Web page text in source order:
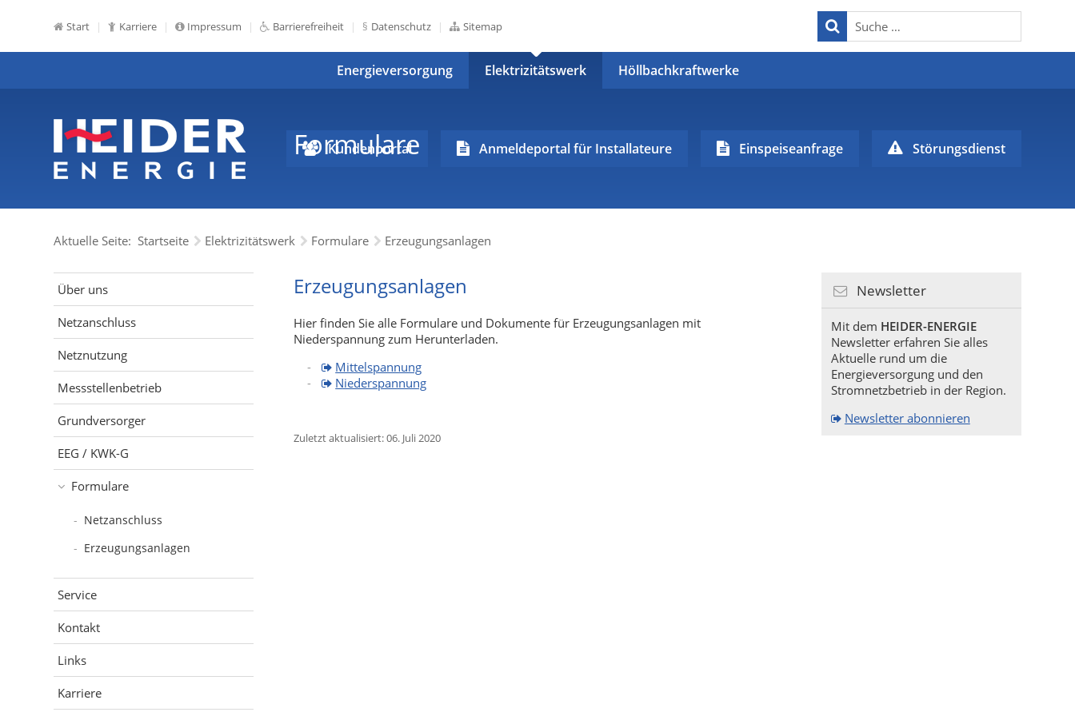
Start Karriere Impressum Barrierefreiheit Datenschutz Sitemap
Energieversorgung Elektrizitätswerk Höllbachkraftwerke
Kundenportal Anmeldeportal für Installateure Einspeiseanfrage Störungsdienst
Aktuelle Seite: Startseite Elektrizitätswerk Formulare Erzeugungsanlagen
Über uns
Netzanschluss
Netznutzung
Messstellenbetrieb
Grundversorger
EEG / KWK-G
Formulare
Netzanschluss
Erzeugungsanlagen
Service
Kontakt
Links
Karriere
Formulare
Erzeugungsanlagen
Hier finden Sie alle Formulare und Dokumente für Erzeugungsanlagen mit
Niederspannung zum Herunterladen.
Mittelspannung
Niederspannung
Zuletzt aktualisiert: 06. Juli 2020
Newsletter
Mit dem HEIDER-ENERGIE
Newsletter erfahren Sie alles
Aktuelle rund um die
Energieversorgung und den
Stromnetzbetrieb in der Region.
Newsletter abonnieren